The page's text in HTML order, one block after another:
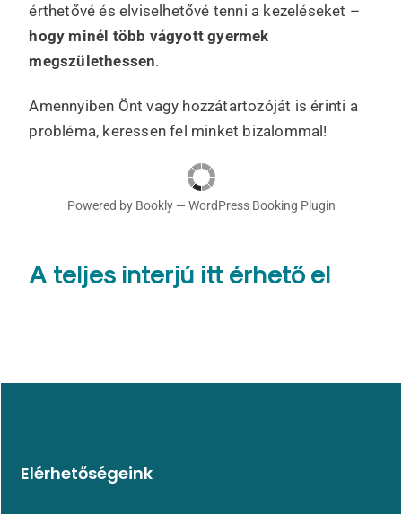
érthetővé és elviselhetővé tenni a kezeléseket –
hogy minél több vágyott gyermek
megszülethessen.
Amennyiben Önt vagy hozzátartozóját is érinti a
probléma, keressen fel minket bizalommal!
Powered by Bookly— WordPress Booking Plugin
A teljes interjú itt érhető el
Elérhetőségeink